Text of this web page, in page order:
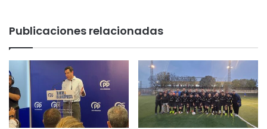
Publicaciones relacionadas